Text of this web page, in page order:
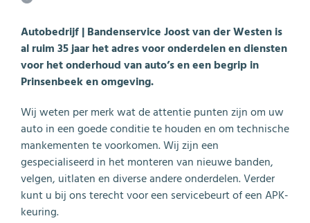
Autobedrijf | Bandenservice Joost van der Westen is
al ruim 35 jaar het adres voor onderdelen en diensten
voor het onderhoud van auto’s en een begrip in
Prinsenbeek en omgeving.
Wij weten per merk wat de attentie punten zijn om uw
auto in een goede conditie te houden en om technische
mankementen te voorkomen. Wij zijn een
gespecialiseerd in het monteren van nieuwe banden,
velgen, uitlaten en diverse andere onderdelen. Verder
kunt u bij ons terecht voor een servicebeurt of een APK-
keuring.